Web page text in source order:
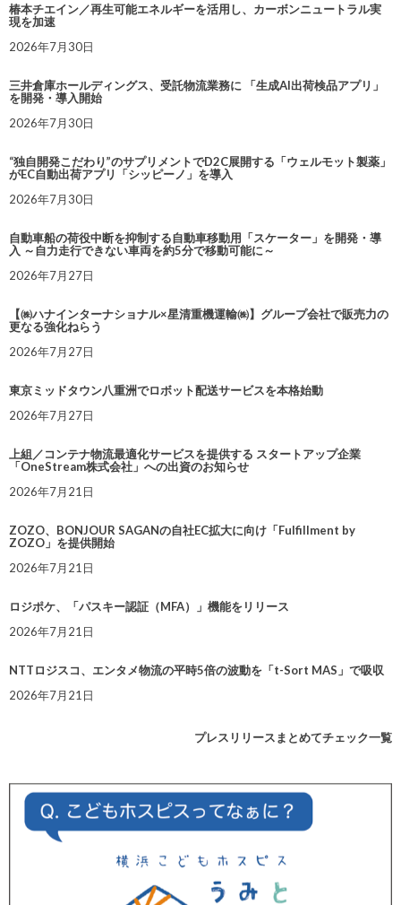
椿本チエイン／再生可能エネルギーを活用し、カーボンニュートラル実
現を加速
2026年7月30日
三井倉庫ホールディングス、受託物流業務に 「生成AI出荷検品アプリ」
を開発・導入開始
2026年7月30日
“独自開発こだわり”のサプリメントでD2C展開する「ウェルモット製薬」
がEC自動出荷アプリ「シッピーノ」を導入
2026年7月30日
自動車船の荷役中断を抑制する自動車移動用「スケーター」を開発・導
入 ～自力走行できない車両を約5分で移動可能に～
2026年7月27日
【㈱ハナインターナショナル×星清重機運輸㈱】グループ会社で販売力の
更なる強化ねらう
2026年7月27日
東京ミッドタウン八重洲でロボット配送サービスを本格始動
2026年7月27日
上組／コンテナ物流最適化サービスを提供する スタートアップ企業
「OneStream株式会社」への出資のお知らせ
2026年7月21日
ZOZO、BONJOUR SAGANの自社EC拡大に向け「Fulfillment by
ZOZO」を提供開始
2026年7月21日
ロジポケ、「パスキー認証（MFA）」機能をリリース
2026年7月21日
NTTロジスコ、エンタメ物流の平時5倍の波動を「t-Sort MAS」で吸収
2026年7月21日
プレスリリースまとめてチェック一覧